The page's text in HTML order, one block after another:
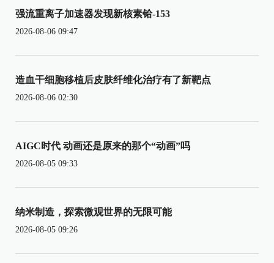
强流重离子加速器发现新核素铪-153
2026-08-06 09:47
造血干细胞移植后皮肤纤维化治疗有了新靶点
2026-08-06 02:30
AIGC时代 动画还是原来的那个“动画”吗
2026-08-05 09:33
纳米制造，探索微观世界的无限可能
2026-08-05 09:26